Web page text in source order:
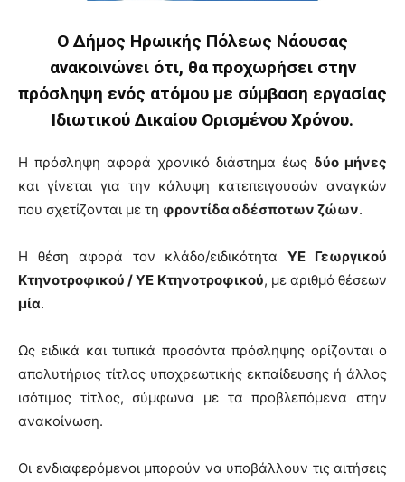
Ο Δήμος Ηρωικής Πόλεως Νάουσας
ανακοινώνει ότι, θα προχωρήσει στην
πρόσληψη ενός ατόμου με σύμβαση εργασίας
Ιδιωτικού Δικαίου Ορισμένου Χρόνου.
Η πρόσληψη αφορά χρονικό διάστημα έως δύο μήνες
και γίνεται για την κάλυψη κατεπειγουσών αναγκών
που σχετίζονται με τη φροντίδα αδέσποτων ζώων.
Η θέση αφορά τον κλάδο/ειδικότηταΥΕ Γεωργικού
Κτηνοτροφικού / ΥΕ Κτηνοτροφικού, με αριθμό θέσεων
μία.
Ως ειδικά και τυπικά προσόντα πρόσληψης ορίζονται ο
απολυτήριος τίτλος υποχρεωτικής εκπαίδευσης ή άλλος
ισότιμος τίτλος, σύμφωνα με τα προβλεπόμενα στην
ανακοίνωση.
Οι ενδιαφερόμενοι μπορούν να υποβάλλουν τις αιτήσεις